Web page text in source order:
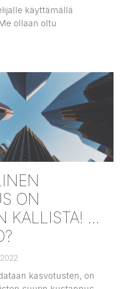
käyttämällä
ollaan oltu
ON
KALLISTA! …
kasvotusten, on